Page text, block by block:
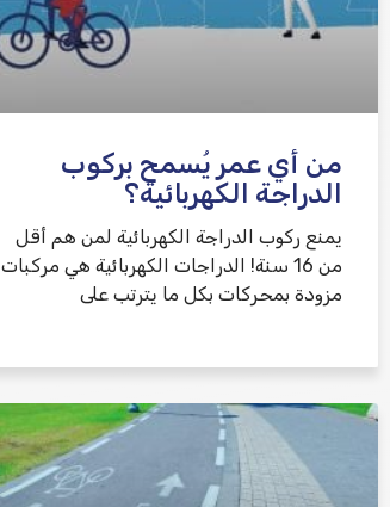
من أي عمر يُسمح بركوب
الدراجة الكهربائية؟
يمنع ركوب الدراجة الكهربائية لمن هم أقل
من 16 سنة! الدراجات الكهربائية هي مركبات
مزودة بمحركات بكل ما يترتب على